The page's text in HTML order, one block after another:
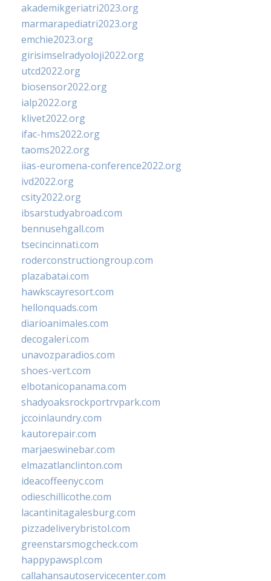
akademikgeriatri2023.org
marmarapediatri2023.org
emchie2023.org
girisimselradyoloji2022.org
utcd2022.org
biosensor2022.org
ialp2022.org
klivet2022.org
ifac-hms2022.org
taoms2022.org
iias-euromena-conference2022.org
ivd2022.org
csity2022.org
ibsarstudyabroad.com
bennusehgall.com
tsecincinnati.com
roderconstructiongroup.com
plazabatai.com
hawkscayresort.com
hellonquads.com
diarioanimales.com
decogaleri.com
unavozparadios.com
shoes-vert.com
elbotanicopanama.com
shadyoaksrockportrvpark.com
jccoinlaundry.com
kautorepair.com
marjaeswinebar.com
elmazatlanclinton.com
ideacoffeenyc.com
odieschillicothe.com
lacantinitagalesburg.com
pizzadeliverybristol.com
greenstarsmogcheck.com
happypawspl.com
callahansautoservicecenter.com